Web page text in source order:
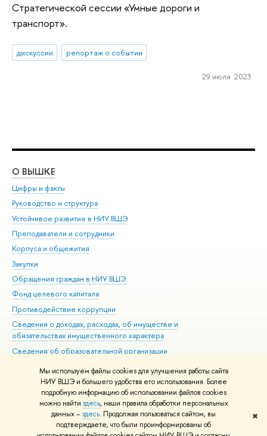
Мы используем файлы cookies для улучшения работы сайта
НИУ ВШЭ и большего удобства его использования. Более
подробную информацию об использовании файлов cookies
можно найти здесь, наши правила обработки персональных
данных –здесь. Продолжая пользоваться сайтом, вы
подтверждаете, что были проинформированы об
✖
Стратегической сессии «Умные дороги и
транспорт».
дискуссии репортаж о событии
29 июля 2023
О ВЫШКЕ
Цифры и факты
Руководство и структура
Устойчивое развитие в НИУ ВШЭ
Преподаватели и сотрудники
Корпуса и общежития
Закупки
Обращения граждан в НИУ ВШЭ
Фонд целевого капитала
Противодействие коррупции
Сведения о доходах, расходах, об имуществе и
обязательствах имущественного характера
Сведения об образовательной организации
Людям с ограниченными возможностями здоровья
Единая платежная страница
Работа в Вышке